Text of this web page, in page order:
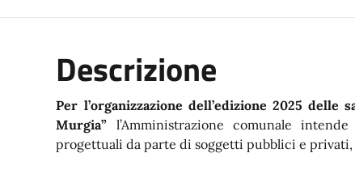
Descrizione
Per l’organizzazione dell’edizione 2025 delle
Murgia” l’Amministrazione comunale
progettuali da parte di soggetti pubblici e privati,